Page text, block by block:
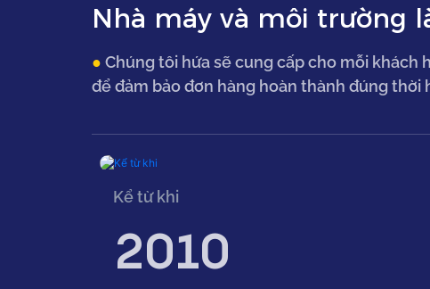
Nhà máy và môi trường
● Chúng tôi hứa sẽ cung cấp cho mỗi khách
để đảm bảo đơn hàng hoàn thành đúng thời
Kể từ khi
2010